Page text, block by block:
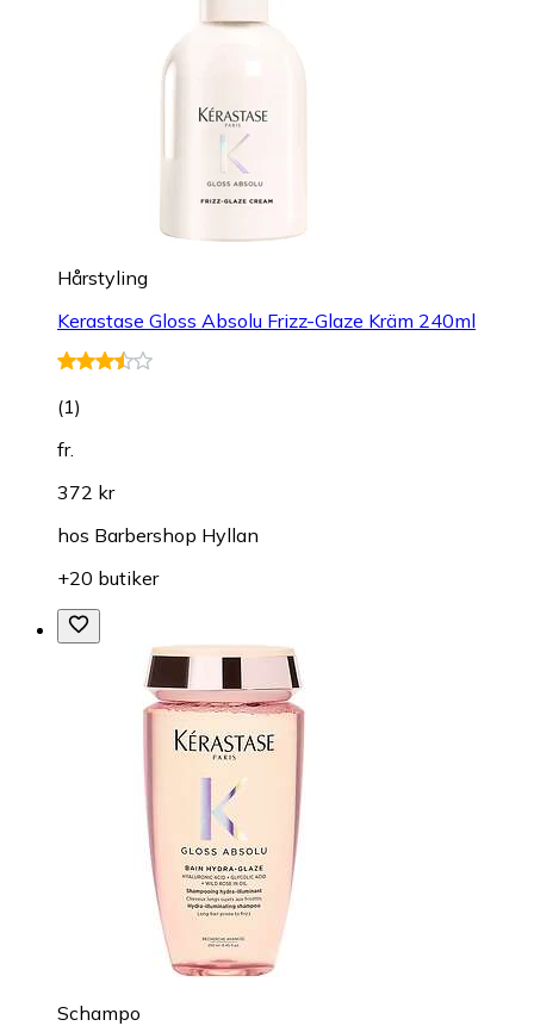
Hårstyling
Kerastase Gloss Absolu Frizz-Glaze Kräm 240ml
(1)
fr.
372 kr
hos Barbershop Hyllan
+20 butiker
Schampo